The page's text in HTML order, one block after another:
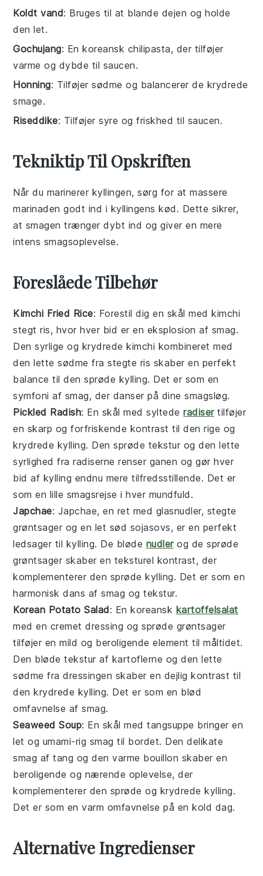
Koldt vand: Bruges til at blande dejen og holde
den let.
Gochujang: En koreansk chilipasta, der tilføjer
varme og dybde til saucen.
Honning: Tilføjer sødme og balancerer de krydrede
smage.
Riseddike: Tilføjer syre og friskhed til saucen.
Tekniktip Til Opskriften
Når du marinerer kyllingen, sørg for at massere
marinaden godt ind i kyllingens kød. Dette sikrer,
at smagen trænger dybt ind og giver en mere
intens smagsoplevelse.
Foreslåede Tilbehør
Kimchi Fried Rice: Forestil dig en skål medkimchi
stegt ris, hvor hver bid er en eksplosion af smag.
Den syrlige og krydredekimchi kombineret med
den lette sødme fra stegte ris skaber en perfekt
balance til den sprøde kylling. Det er som en
symfoni af smag, der danser på dine smagsløg.
Pickled Radish: En skål med syltederadisertilføjer
en skarp og forfriskende kontrast til den rige og
krydrede kylling. Den sprøde tekstur og den lette
syrlighed fraradiserne renser ganen og gør hver
bid af kylling endnu mere tilfredsstillende. Det er
som en lille smagsrejse i hver mundfuld.
Japchae: Japchae, en ret med glasnudler, stegte
grøntsager og en let sød sojasovs, er en perfekt
ledsager til kylling. De bløde nudlerog de sprøde
grøntsager skaber en teksturel kontrast, der
komplementerer den sprødekylling. Det er som en
harmonisk dans af smag og tekstur.
Korean Potato Salad: En koreansk kartoffelsalat
med en cremet dressing og sprøde grøntsager
tilføjer en mild og beroligende element til måltidet.
Den bløde tekstur af kartoflerne og den lette
sødme fra dressingen skaber en dejlig kontrast til
den krydrede kylling. Det er som en blød
omfavnelse af smag.
Seaweed Soup: En skål med tangsuppe bringer en
let og umami-rig smag til bordet. Den delikate
smag aftang og den varme bouillon skaber en
beroligende og nærende oplevelse, der
komplementerer den sprøde og krydredekylling.
Det er som en varm omfavnelse på en kold dag.
Alternative Ingredienser